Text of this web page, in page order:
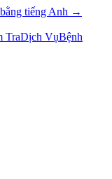
tiếng Anh →
TraDịch VụBệnh